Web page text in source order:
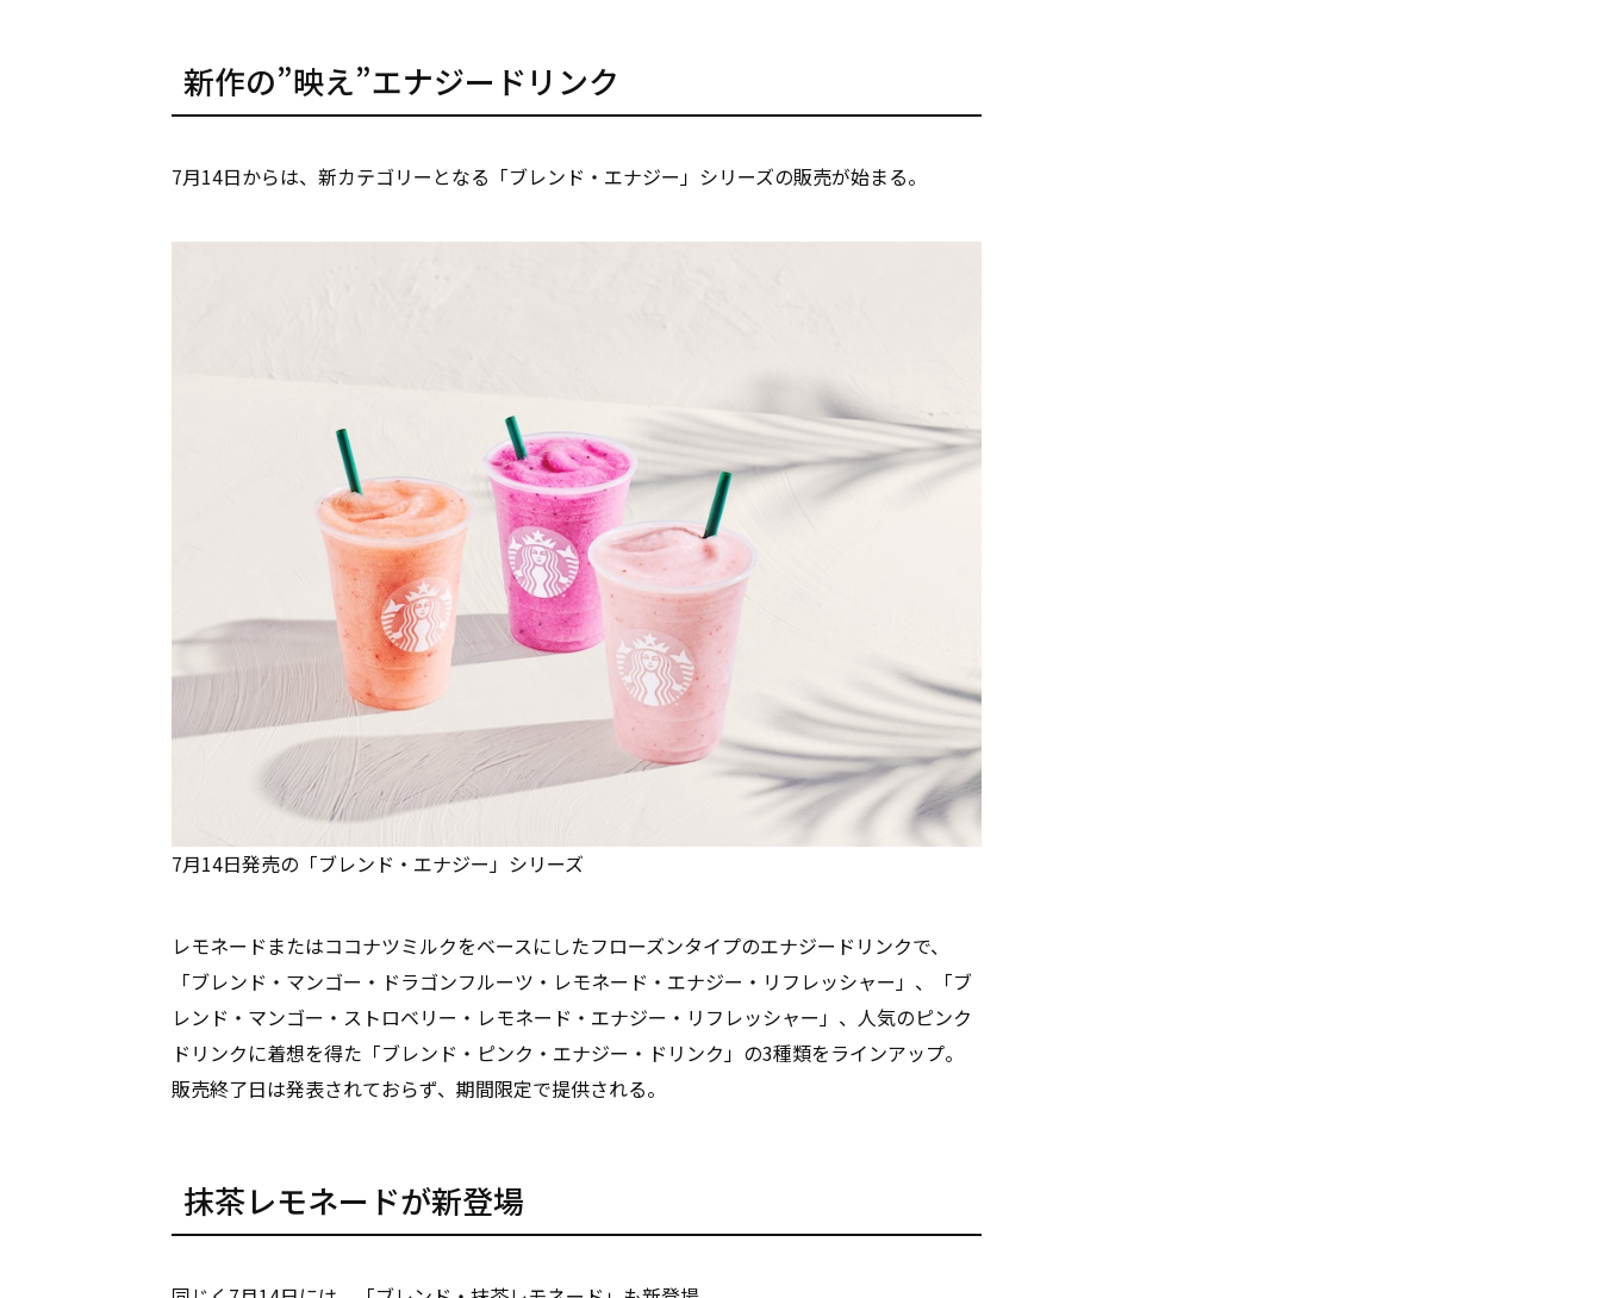
新作の”映え”エナジードリンク
7月14日からは、新カテゴリーとなる「ブレンド・エナジー」シリーズの販売が始まる。
7月14日発売の「ブレンド・エナジー」シリーズ
レモネードまたはココナツミルクをベースにしたフローズンタイプのエナジードリンクで、
「ブレンド・マンゴー・ドラゴンフルーツ・レモネード・エナジー・リフレッシャー」、「ブ
レンド・マンゴー・ストロベリー・レモネード・エナジー・リフレッシャー」、人気のピンク
ドリンクに着想を得た「ブレンド・ピンク・エナジー・ドリンク」の3種類をラインアップ。
販売終了日は発表されておらず、期間限定で提供される。
抹茶レモネードが新登場